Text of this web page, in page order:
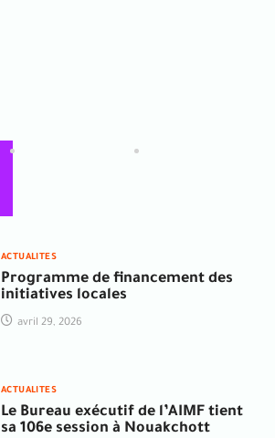
ACTUALITES
Programme de financement des
initiatives locales
avril 29, 2026
ACTUALITES
Le Bureau exécutif de l’AIMF tient
sa 106e session à Nouakchott